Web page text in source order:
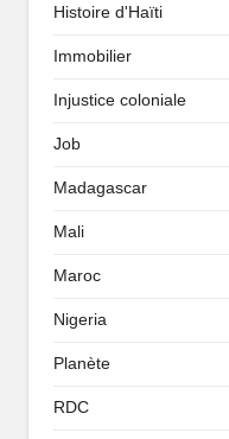
Histoire d'Haïti
Immobilier
Injustice coloniale
Job
Madagascar
Mali
Maroc
Nigeria
Planète
RDC